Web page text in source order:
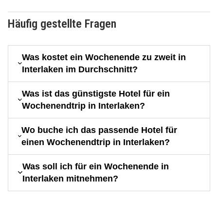
Häufig gestellte Fragen
Was kostet ein Wochenende zu zweit in
Interlaken im Durchschnitt?
Was ist das günstigste Hotel für ein
Wochenendtrip in Interlaken?
Wo buche ich das passende Hotel für
einen Wochenendtrip in Interlaken?
Was soll ich für ein Wochenende in
Interlaken mitnehmen?